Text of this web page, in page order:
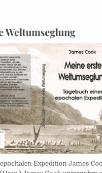
Weltumseglung
Expedition James